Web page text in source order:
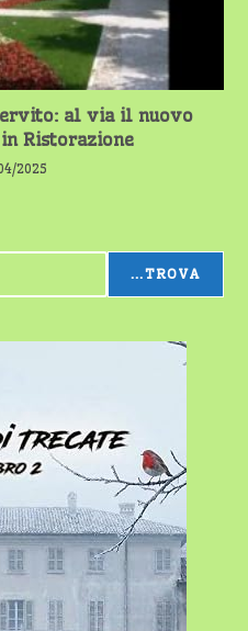
al via il nuovo
Ristorazione
2025
...TROVA